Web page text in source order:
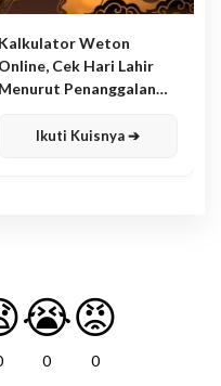
Kalkulator Weton
Online, Cek Hari Lahir
Menurut Penanggalan
Ikuti Kuisnya ➔
😭
0
😡
0